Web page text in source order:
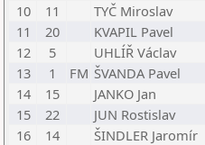
10
11 TYČ Miroslav
11
20 KVAPIL Pavel
12
5 UHLÍŘ Václav
13
1 FM ŠVANDA Pavel
14
15 JANKO Jan
15
22 JUN Rostislav
16
14 ŠINDLER Jaromír